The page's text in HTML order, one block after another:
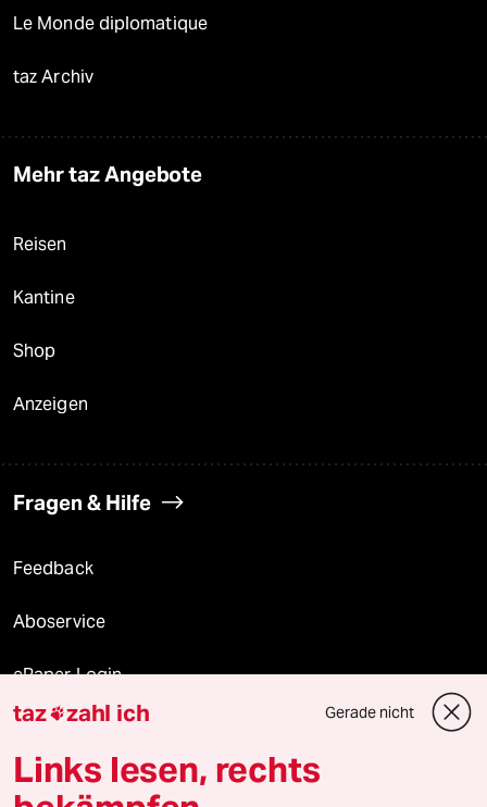
Le Monde diplomatique
taz Archiv
Mehr taz Angebote
Reisen
Kantine
Shop
Anzeigen
Fragen & Hilfe
Feedback
Aboservice
ePaper Login
Downloads für Abonnierende
taz zahl ich Gerade nicht
Links lesen, rechts